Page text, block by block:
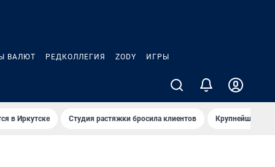
ВАЛЮТ РЕДКОЛЛЕГИЯ ZODY ИГРЫ
в Иркутске Студия растяжки бросила клиентов Крупнейшие